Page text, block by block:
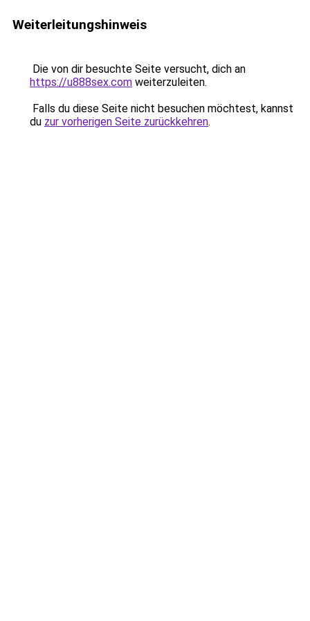
Weiterleitungshinweis
Die von dir besuchte Seite versucht, dich an
https://u888sex.com weiterzuleiten.
Falls du diese Seite nicht besuchen möchtest, kannst
du zur vorherigen Seite zurückkehren.